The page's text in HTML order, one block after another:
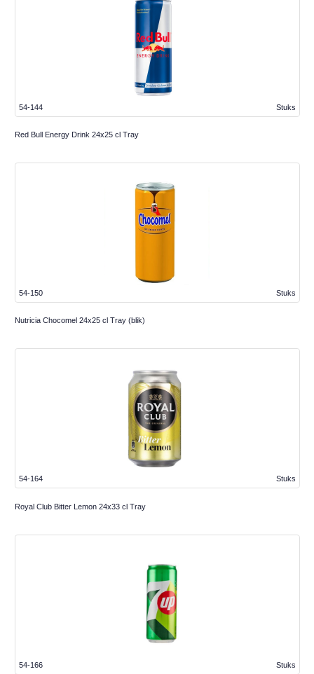
Stuks
54-144
Red Bull Energy Drink 24x25 cl Tray
Stuks
54-150
Nutricia Chocomel 24x25 cl Tray (blik)
Stuks
54-164
Royal Club Bitter Lemon 24x33 cl Tray
Stuks
54-166